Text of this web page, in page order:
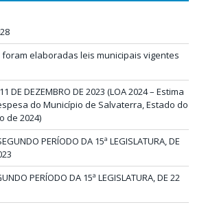
elaboradas leis municipais vigentes
DE DEZEMBRO DE 2023 (LOA 2024 – Estima
do Município de Salvaterra, Estado do
de 2024)
PERÍODO DA 15ª LEGISLATURA, DE
PERÍODO DA 15ª LEGISLATURA, DE 22